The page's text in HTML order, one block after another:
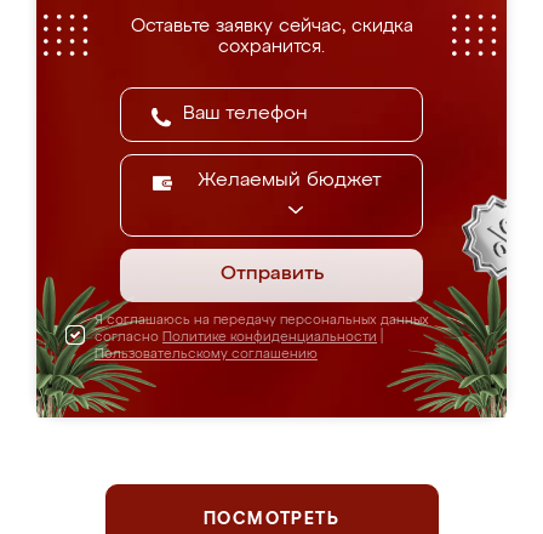
Оставьте заявку сейчас, скидка
сохранится.
Желаемый бюджет
Отправить
Я соглашаюсь на передачу персональных данных
согласно Политике конфиденциальности
Пользовательскому соглашению
ПОСМОТРЕТЬ